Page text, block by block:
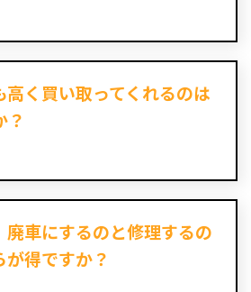
高く買い取ってくれるのは
？
廃車にするのと修理するの
が得ですか？